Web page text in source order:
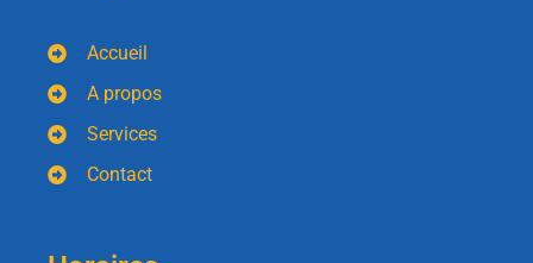
Accueil
A propos
Services
Contact